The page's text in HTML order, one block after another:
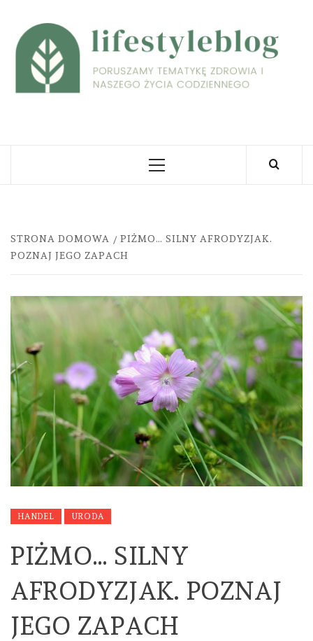
content
Primary
STRONA DOMOWA
PIŻMO… SILNY AFRODYZJAK.
POZNAJ JEGO ZAPACH
HANDEL URODA
PIŻMO… SILNY
AFRODYZJAK. POZNAJ
JEGO ZAPACH